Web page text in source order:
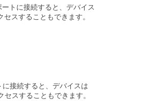
カ
ル
ー
ジ
トに接続すると、デバイス
スすることもできます。
接続すると、デバイスは
スすることもできます。